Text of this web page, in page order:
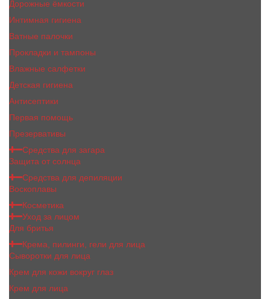
Дорожные ёмкости
Интимная гигиена
Ватные палочки
Прокладки и тампоны
Влажные салфетки
Детская гигиена
Антисептики
Первая помощь
Презервативы
Средства для загара
Защита от солнца
Средства для депиляции
Воскоплавы
Косметика
Уход за лицом
Для бритья
Крема, пилинги, гели для лица
Сыворотки для лица
Крем для кожи вокруг глаз
Крем для лица